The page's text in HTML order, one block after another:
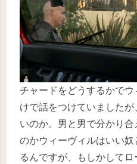
チャードをどうするかで
けで話をつけていました
いのか。男と男で分かり
のかウィーヴィルはいい
るんですが、もしかして